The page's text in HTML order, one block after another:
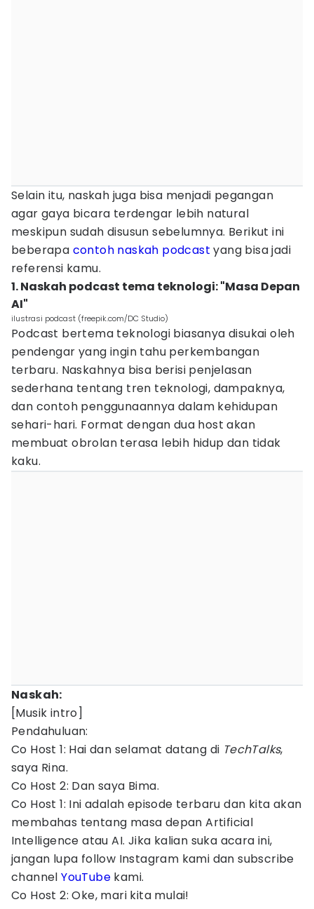
Selain itu, naskah juga bisa menjadi pegangan
agar gaya bicara terdengar lebih natural
meskipun sudah disusun sebelumnya. Berikut ini
beberapa contoh naskah podcastyang bisa jadi
referensi kamu.
1. Naskah podcast tema teknologi: "Masa Depan
AI"
ilustrasi podcast (freepik.com/DC Studio)
Podcast bertema teknologi biasanya disukai oleh
pendengar yang ingin tahu perkembangan
terbaru. Naskahnya bisa berisi penjelasan
sederhana tentang tren teknologi, dampaknya,
dan contoh penggunaannya dalam kehidupan
sehari-hari. Format dengan dua host akan
membuat obrolan terasa lebih hidup dan tidak
kaku.
Naskah:
[Musik intro]
Pendahuluan:
Co Host 1: Hai dan selamat datang di TechTalks,
saya Rina.
Co Host 2: Dan saya Bima.
Co Host 1: Ini adalah episode terbaru dan kita akan
membahas tentang masa depan Artificial
Intelligence atau AI. Jika kalian suka acara ini,
jangan lupa follow Instagram kami dan subscribe
channelYouTube kami.
Co Host 2: Oke, mari kita mulai!